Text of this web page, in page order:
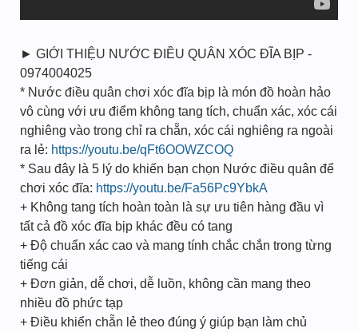
► GIỚI THIỆU NƯỚC ĐIỀU QUÂN XÓC ĐĨA BỊP -
0974004025
* Nước điều quân chơi xóc đĩa bịp là món đồ hoàn hảo
vô cùng với ưu điểm không tang tích, chuẩn xác, xóc cái
nghiêng vào trong chỉ ra chẵn, xóc cái nghiêng ra ngoài
ra lẻ: https://youtu.be/qFt6OOWZCOQ
* Sau đây là 5 lý do khiến bạn chọn Nước điều quân để
chơi xóc đĩa: https://youtu.be/Fa56Pc9YbkA
+ Không tang tích hoàn toàn là sự ưu tiên hàng đầu vì
tất cả đồ xóc đĩa bịp khác đều có tang
+ Độ chuẩn xác cao và mang tính chắc chắn trong từng
tiếng cái
+ Đơn giản, dễ chơi, dễ luồn, không cần mang theo
nhiều đồ phức tạp
+ Điều khiển chẵn lẻ theo đúng ý giúp bạn làm chủ